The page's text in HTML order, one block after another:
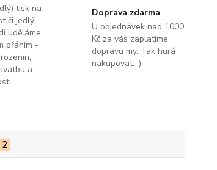
tisk na
či jedlý
uděláme
přáním -
a
Doprava zdarma
U objednávek nad 1000
Kč za vás zaplatíme
dopravu my. Tak hurá
nakupovat. :)
2